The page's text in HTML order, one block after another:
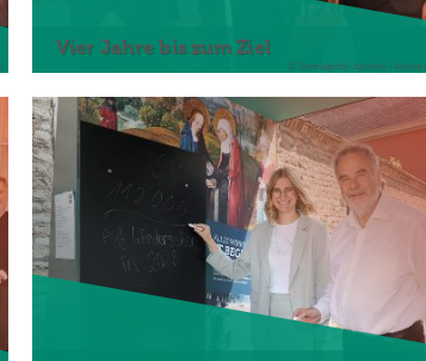
Vier Jahre bis zum Ziel
© Domkapitel Aachen /